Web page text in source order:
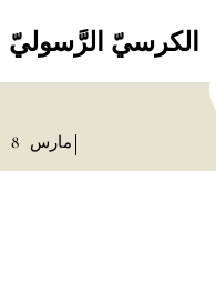
الكرسيّ الرَّسوليّ
مارس 8